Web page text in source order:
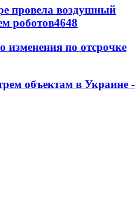
провела воздушный
роботов4648
изменения по отсрочке
объектам в Украине -